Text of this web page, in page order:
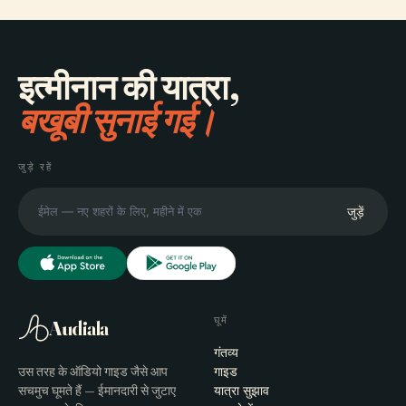
इत्मीनान की यात्रा,
बखूबी सुनाई गई।
जुड़े रहें
जुड़ें
Audiala
उस तरह के ऑडियो गाइड जैसे आप
सचमुच घूमते हैं — ईमानदारी से जुटाए
घूमें
गंतव्य
गाइड
यात्रा सुझाव